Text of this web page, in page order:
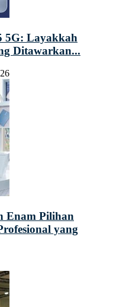
5G: Layakkah
Ditawarkan...
Enam Pilihan
yang